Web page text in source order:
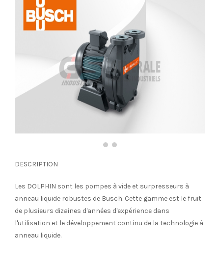
DESCRIPTION
Les DOLPHIN sont les pompes à vide et surpresseurs à
anneau liquide robustes de Busch. Cette gamme est le fruit
de plusieurs dizaines d'années d'expérience dans
l'utilisation et le développement continu de la technologie à
anneau liquide.